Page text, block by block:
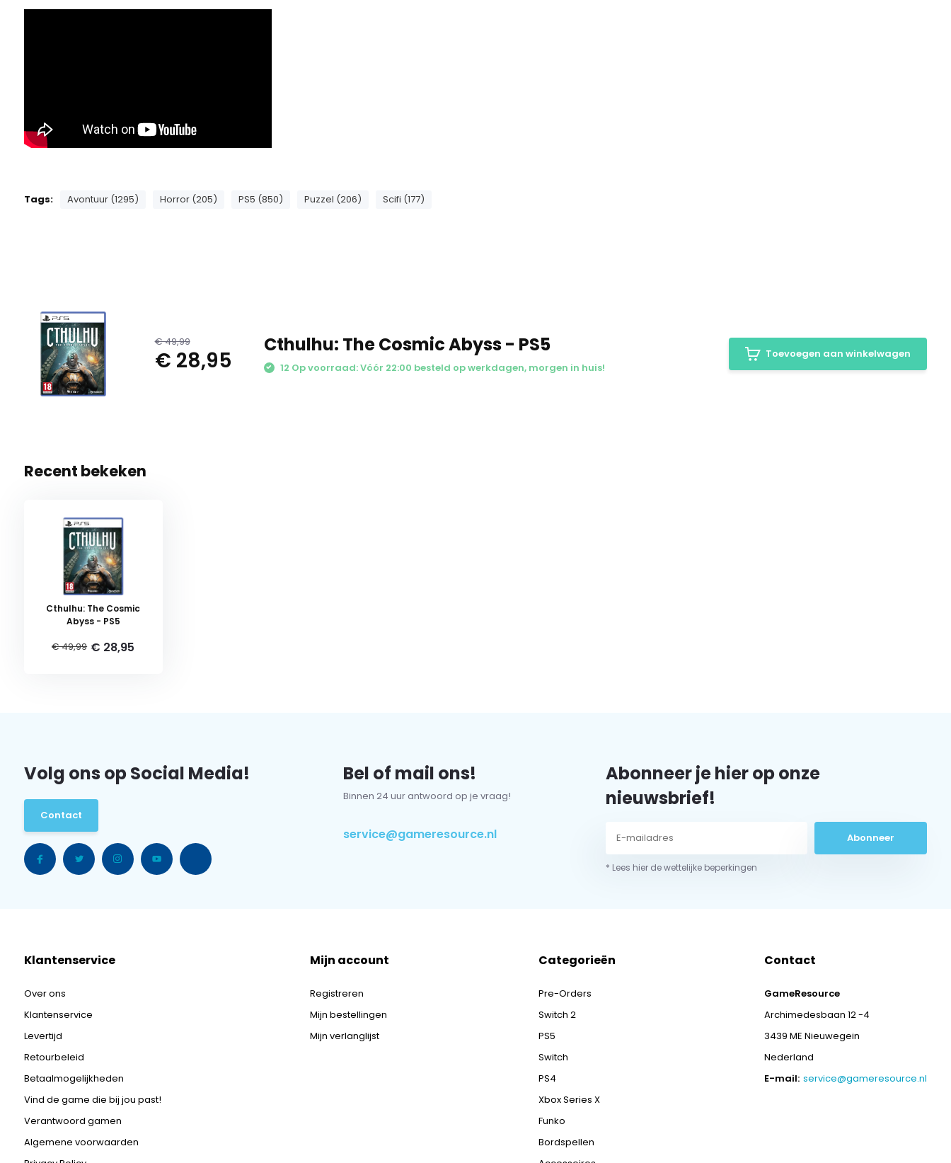
Tags: Avontuur (1295) Horror (205) PS5 (850) Puzzel (206) Scifi (177)
€ 49,99
€ 28,95
Cthulhu: The Cosmic Abyss - PS5
12 Op voorraad: Vóór 22:00 besteld op werkdagen, morgen in huis!
Toevoegen aan winkelwagen
Recent bekeken
Cthulhu: The Cosmic
Abyss - PS5
€ 49,99 € 28,95
Volg ons op Social Media!
Contact
Bel of mail ons!
Binnen 24 uur antwoord op je vraag!
service@gameresource.nl
Abonneer je hier op onze
nieuwsbrief!
Abonneer
* Lees hier de wettelijke beperkingen
Klantenservice
Over ons
Klantenservice
Levertijd
Retourbeleid
Betaalmogelijkheden
Vind de game die bij jou past!
Verantwoord gamen
Algemene voorwaarden
Mijn account
Registreren
Mijn bestellingen
Mijn verlanglijst
Categorieën
Pre-Orders
Switch 2
PS5
Switch
PS4
Xbox Series X
Funko
Bordspellen
Contact
GameResource
Archimedesbaan 12 -4
3439 ME Nieuwegein
Nederland
E-mail: service@gameresource.nl